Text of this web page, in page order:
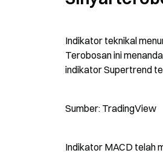
Indikator teknikal
Terobosan ini
indikator Supertrend
Sumber: TradingView
Indikator MACD telah